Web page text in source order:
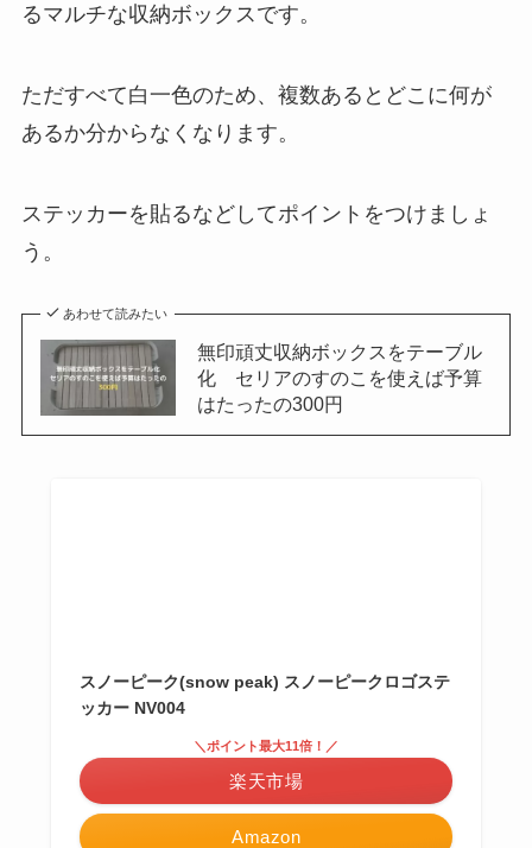
るマルチな収納ボックスです。
ただすべて白一色のため、複数あるとどこに何が
あるか分からなくなります。
ステッカーを貼るなどしてポイントをつけましょ
う。
あわせて読みたい
無印頑丈収納ボックスをテーブル
化 セリアのすのこを使えば予算
はたったの300円
スノーピーク(snow peak) スノーピークロゴステ
ッカー NV004
Amazon
＼ポイント最大11倍！／
楽天市場